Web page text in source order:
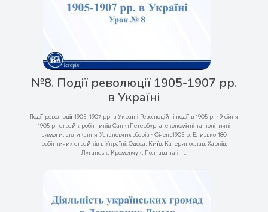
№8. Події революції 1905-1907 рр.
в Україні
Події революції 1905-1907 рр. в Україні Революційні події в 1905 р. • 9 січня
1905 р., страйк робітників СанктПетербурга, економічні та політичні
вимоги, скликання Установчих зборів • Січень1905 р. Близько 180
робітничих страйків в Україні: Одеса, Київ, Катеринослав, Харків,
Луганськ, Кременчук, Полтава та ін ...